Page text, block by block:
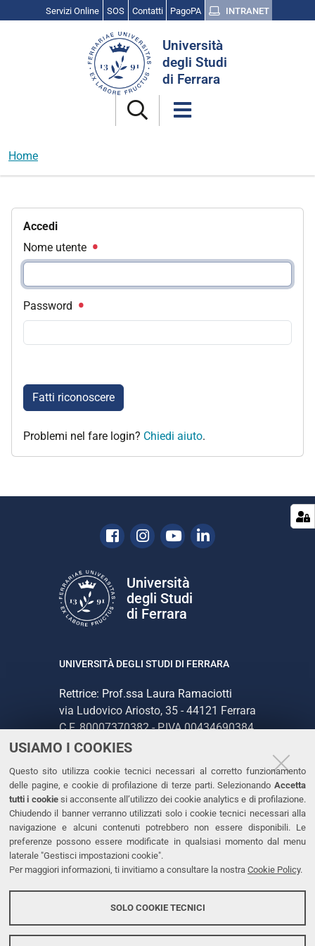
USIAMO I COOKIES
Questo sito utilizza cookie tecnici necessari al corretto funzionamento
delle pagine, e cookie di profilazione di terze parti. Selezionando Accetta
tutti i cookiesi acconsente all’utilizzo dei cookie analytics e di profilazione.
Chiudendo il banner verranno utilizzati solo i cookie tecnici necessari alla
navigazione e alcuni contenuti potrebbero non essere disponibili. Le
preferenze possono essere modificate in qualsiasi momento dal menu
laterale "Gestisci impostazioni cookie".
Per maggiori informazioni, ti invitiamo a consultare la nostra Cookie Policy.
SOLO COOKIE TECNICI
Servizi Online SOS Contatti PagoPA INTRANET
Università
degli Studi
di Ferrara
Home
Accedi
Nome utente
Password
Fatti riconoscere
Problemi nel fare login? Chiedi aiuto.
Facebook
Instagram
YoutubeLinkedin
Università
degli Studi
di Ferrara
UNIVERSITÀ DEGLI STUDI DI FERRARA
Rettrice: Prof.ssa Laura Ramaciotti
via Ludovico Ariosto, 35 - 44121 Ferrara
C.F. 80007370382 - P.IVA 00434690384
CONTATTI
Tel. +39 0532 293111
Fax. +39 0532 293031
PEC
LINKS
Accessibilità
Protezione dati personali